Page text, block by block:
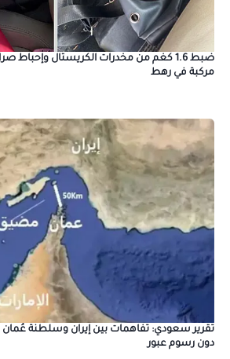
ضبط 1.6 كغم من مخدرات الكريستال وإحباط
مركبة في رهط
تقرير سعودي: تفاهمات بين إيران وسلطنة
دون رسوم عبور